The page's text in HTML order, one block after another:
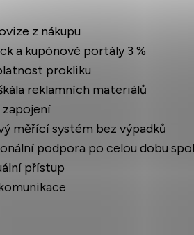
z nákupu
a kupónové portály 3 %
prokliku
reklamních materiálů
zapojení
měřící systém bez výpadků
podpora po celou dobu
přístup